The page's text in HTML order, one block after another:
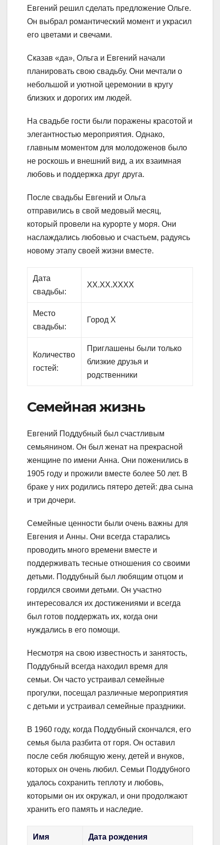
Евгений решил сделать предложение Ольге.
Он выбрал романтический момент и украсил
его цветами и свечами.
Сказав «да», Ольга и Евгений начали
планировать свою свадьбу. Они мечтали о
небольшой и уютной церемонии в кругу
близких и дорогих им людей.
На свадьбе гости были поражены красотой и
элегантностью мероприятия. Однако,
главным моментом для молодоженов было
не роскошь и внешний вид, а их взаимная
любовь и поддержка друг друга.
После свадьбы Евгений и Ольга
отправились в свой медовый месяц,
который провели на курорте у моря. Они
наслаждались любовью и счастьем, радуясь
новому этапу своей жизни вместе.
Дата
свадьбы:
XX.XX.XXXX
Место
свадьбы:
Город X
Количество
гостей:
Приглашены были только
близкие друзья и
родственники
Семейная жизнь
Евгений Поддубный был счастливым
семьянином. Он был женат на прекрасной
женщине по имени Анна. Они поженились в
1905 году и прожили вместе более 50 лет. В
браке у них родились пятеро детей: два сына
и три дочери.
Семейные ценности были очень важны для
Евгения и Анны. Они всегда старались
проводить много времени вместе и
поддерживать тесные отношения со своими
детьми. Поддубный был любящим отцом и
гордился своими детьми. Он участно
интересовался их достижениями и всегда
был готов поддержать их, когда они
нуждались в его помощи.
Несмотря на свою известность и занятость,
Поддубный всегда находил время для
семьи. Он часто устраивал семейные
прогулки, посещал различные мероприятия
с детьми и устраивал семейные праздники.
В 1960 году, когда Поддубный скончался, его
семья была разбита от горя. Он оставил
после себя любящую жену, детей и внуков,
которых он очень любил. Семьи Поддубного
удалось сохранить теплоту и любовь,
которыми он их окружал, и они продолжают
хранить его память и наследие.
Имя Дата рождения